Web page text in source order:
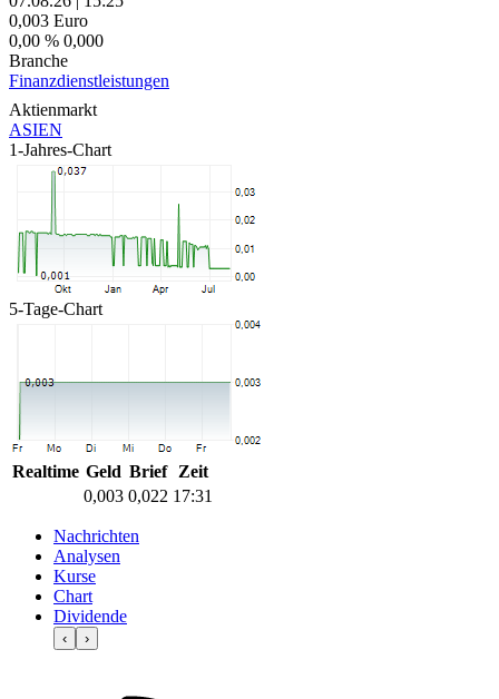
0,003 Euro
0,00 % 0,000
Branche
Finanzdienstleistungen
Aktienmarkt
ASIEN
1-Jahres-Chart
5-Tage-Chart
Realtime Geld Brief
Zeit
0,003 0,022 17:31
Nachrichten
Analysen
Kurse
Chart
Dividende
‹ ›